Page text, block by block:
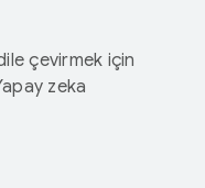
çevirmek için
zeka